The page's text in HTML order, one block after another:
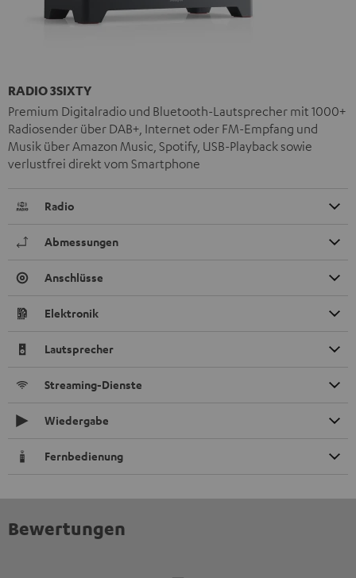
RADIO 3SIXTY
Premium Digitalradio und Bluetooth-Lautsprecher mit 1000+
Radiosender über DAB+, Internet oder FM-Empfang und
Musik über Amazon Music, Spotify, USB-Playback sowie
verlustfrei direkt vom Smartphone
Radio
Abmessungen
Anschlüsse
Elektronik
Lautsprecher
Streaming-Dienste
Wiedergabe
Fernbedienung
Bewertungen